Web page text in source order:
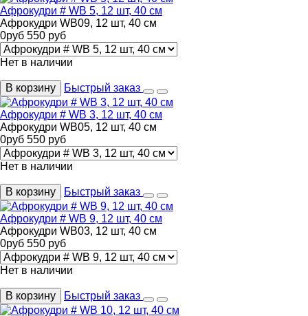
Афрокудри # WB 5, 12 шт, 40 см
Афрокудри WB09, 12 шт, 40 см
0руб 550 руб
Нет в наличии
В корзину Быстрый заказ
Афрокудри # WB 3, 12 шт, 40 см
Афрокудри WB05, 12 шт, 40 см
0руб 550 руб
Нет в наличии
В корзину Быстрый заказ
Афрокудри # WB 9, 12 шт, 40 см
Афрокудри WB03, 12 шт, 40 см
0руб 550 руб
Нет в наличии
В корзину Быстрый заказ